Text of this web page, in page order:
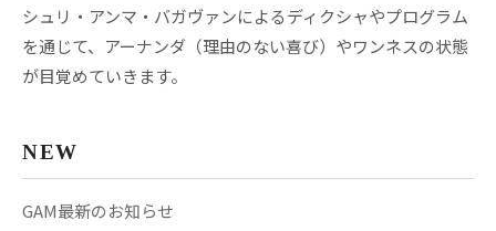
シュリ・アンマ・バガヴァンによるディクシャやプログラム
を通じて、アーナンダ（理由のない喜び）やワンネスの状態
が目覚めていきます。
NEW
GAM最新のお知らせ